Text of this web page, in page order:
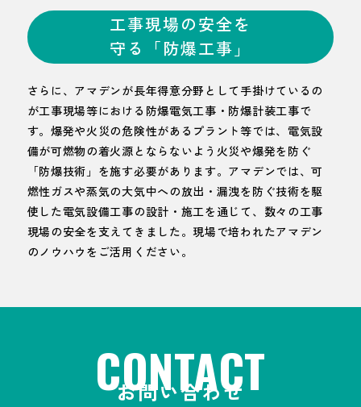
工事現場の安全を
守る「防爆工事」
さらに、アマデンが長年得意分野として手掛けているの
が工事現場等における防爆電気工事・防爆計装工事で
す。爆発や火災の危険性があるプラント等では、電気設
備が可燃物の着火源とならないよう火災や爆発を防ぐ
「防爆技術」を施す必要があります。アマデンでは、可
燃性ガスや蒸気の大気中への放出・漏洩を防ぐ技術を駆
使した電気設備工事の設計・施工を通じて、数々の工事
現場の安全を支えてきました。現場で培われたアマデン
のノウハウをご活用ください。
CONTACT
お問い合わせ